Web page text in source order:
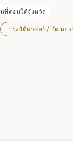
เขา คิตะ โนะ คาตะ วัดนี้
าตะ ภายหลังความพ่าย
คาตะ ก็ถูกวางไว้บนแท่
บ
ที่ตอนใต้จังหวัด
ประวัติศาสตร์ / วัฒนธร